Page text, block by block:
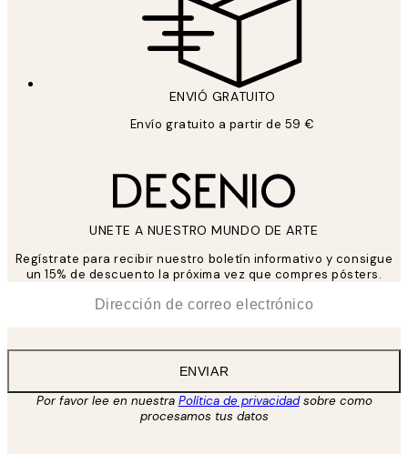
ENVIÓ GRATUITO
Envío gratuito a partir de 59 €
UNETE A NUESTRO MUNDO DE ARTE
Regístrate para recibir nuestro boletín informativo y consigue
un 15% de descuento la próxima vez que compres pósters.
ENVIAR
Por favor lee en nuestra Política de privacidadsobre como
procesamos tus datos